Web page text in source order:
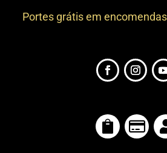
Portes grátis em
 